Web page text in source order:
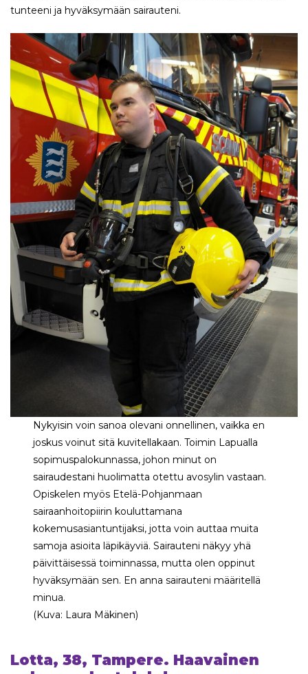
tunteeni ja hyväksymään sairauteni.
Nykyisin voin sanoa olevani onnellinen, vaikka en
joskus voinut sitä kuvitellakaan. Toimin Lapualla
sopimuspalokunnassa, johon minut on
sairaudestani huolimatta otettu avosylin vastaan.
Opiskelen myös Etelä-Pohjanmaan
sairaanhoitopiirin kouluttamana
kokemusasiantuntijaksi, jotta voin auttaa muita
samoja asioita läpikäyviä. Sairauteni näkyy yhä
päivittäisessä toiminnassa, mutta olen oppinut
hyväksymään sen. En anna sairauteni määritellä
minua.
(Kuva: Laura Mäkinen)
Lotta, 38, Tampere. Haavainen